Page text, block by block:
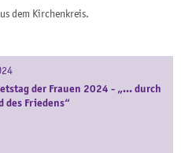
dem Kirchenkreis.
der Frauen 2024 - „... durch
des Friedens“